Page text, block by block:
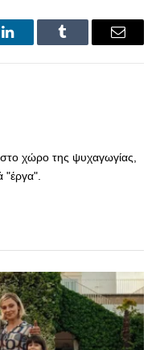
LinkedInTumblr Email
στο χώρο της ψυχαγωγίας,
"έργα".